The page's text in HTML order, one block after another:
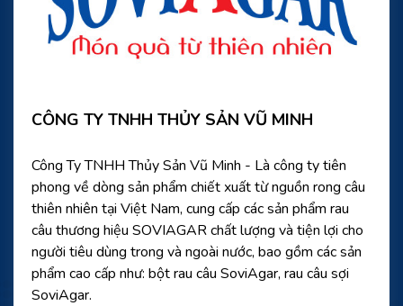
CÔNG TY TNHH THỦY SẢN VŨ MINH
Công Ty TNHH Thủy Sản Vũ Minh - Là công ty tiên
phong về dòng sản phẩm chiết xuất từ nguồn rong câu
thiên nhiên tại Việt Nam, cung cấp các sản phẩm rau
câu thương hiệu SOVIAGAR chất lượng và tiện lợi cho
người tiêu dùng trong và ngoài nước, bao gồm các sản
phẩm cao cấp như: bột rau câu SoviAgar, rau câu sợi
SoviAgar.